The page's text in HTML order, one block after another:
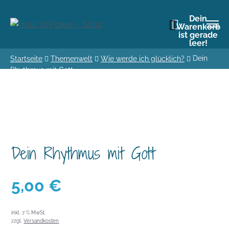
Dein
Warenkorb
ist gerade
leer!
Startseite Themenwelt Wie werde ich glücklich?
Dein
Rhythmus mit Gott
Dein Rhythmus mit Gott
5,00 €
inkl. 7 % MwSt.
zzgl.Versandkosten